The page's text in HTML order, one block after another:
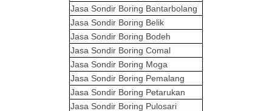
Jasa Sondir Boring Bantarbolang
Jasa Sondir Boring Belik
Jasa Sondir Boring Bodeh
Jasa Sondir Boring Comal
Jasa Sondir Boring Moga
Jasa Sondir Boring Pemalang
Jasa Sondir Boring Petarukan
Jasa Sondir Boring Pulosari